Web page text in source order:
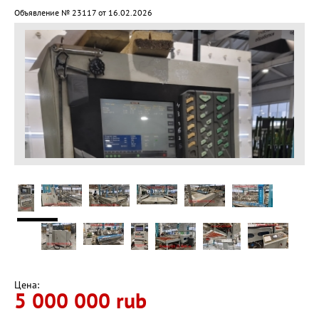
Объявление № 23117 от 16.02.2026
Цена:
5 000 000 rub